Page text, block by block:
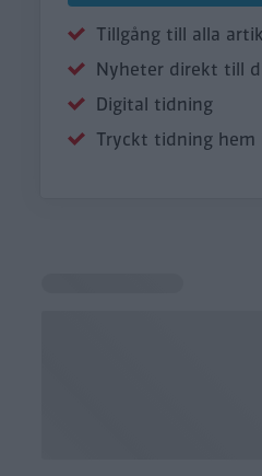
Tillgång till alla
Nyheter direkt till
Digital tidning
Tryckt tidning hem